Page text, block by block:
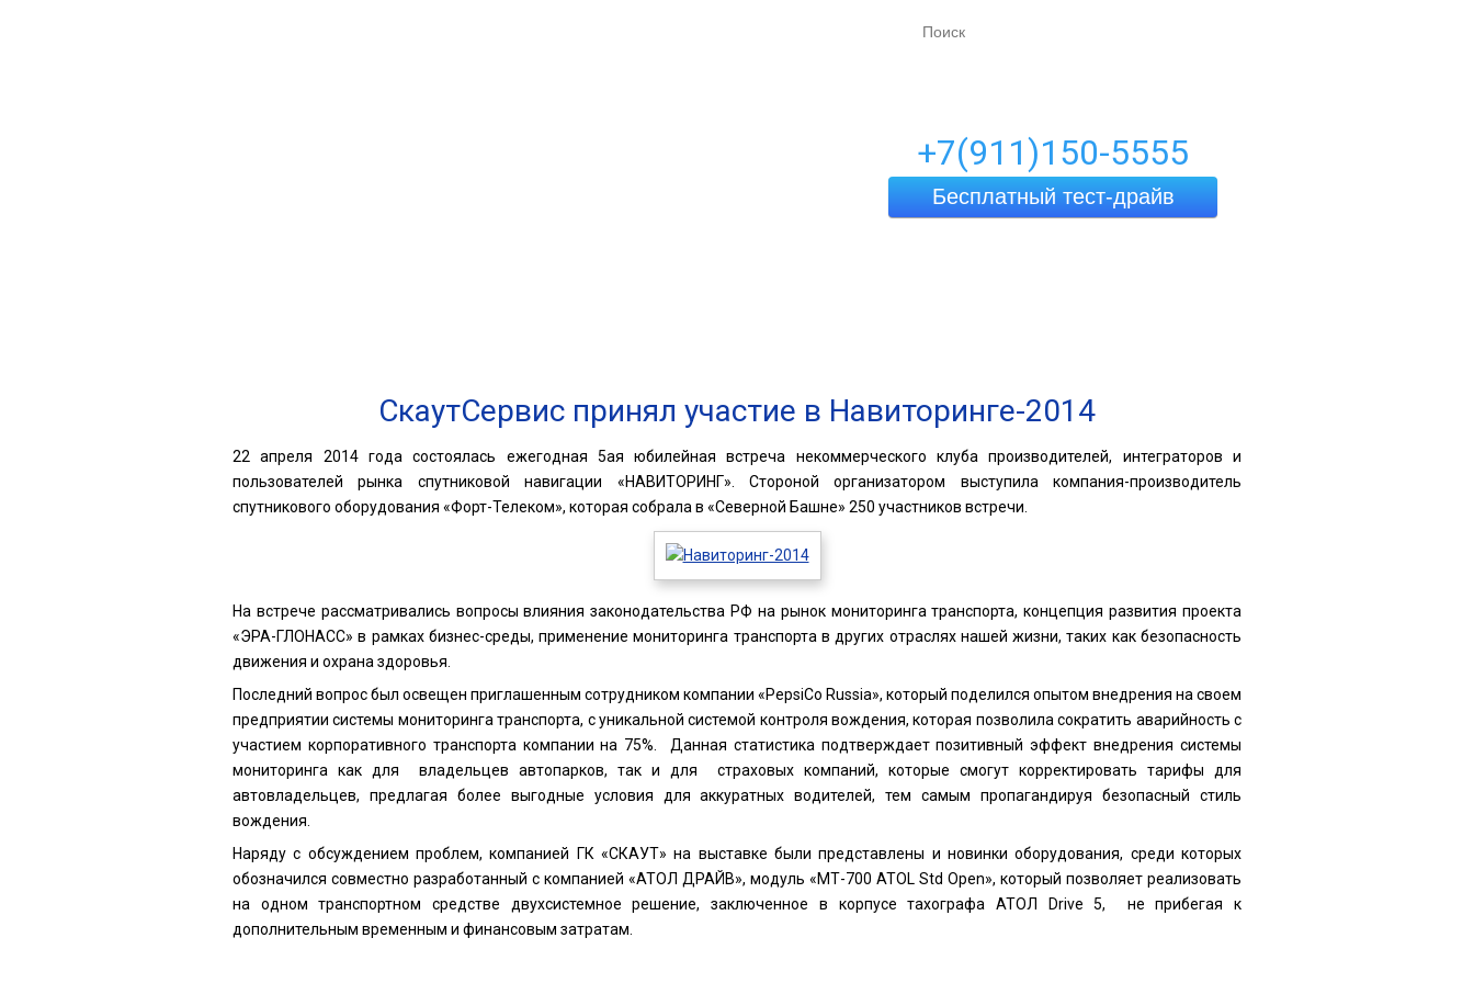
+7(911)150-5555
Бесплатный тест-драйв
СкаутСервис принял участие в Навиторинге-2014
22 апреля 2014 года состоялась ежегодная 5ая юбилейная встреча некоммерческого клуба производителей, интеграторов и
пользователей рынка спутниковой навигации «НАВИТОРИНГ». Стороной организатором выступила компания-производитель
спутникового оборудования «Форт-Телеком», которая собрала в «Северной Башне» 250 участников встречи.
На встрече рассматривались вопросы влияния законодательства РФ на рынок мониторинга транспорта, концепция развития проекта
«ЭРА-ГЛОНАСС» в рамках бизнес-среды, применение мониторинга транспорта в других отраслях нашей жизни, таких как безопасность
движения и охрана здоровья.
Последний вопрос был освещен приглашенным сотрудником компании «PepsiCo Russia», который поделился опытом внедрения на своем
предприятии системы мониторинга транспорта, с уникальной системой контроля вождения, которая позволила сократить аварийность с
участием корпоративного транспорта компании на 75%. Данная статистика подтверждает позитивный эффект внедрения системы
мониторинга как для владельцев автопарков, так и для страховых компаний, которые смогут корректировать тарифы для
автовладельцев, предлагая более выгодные условия для аккуратных водителей, тем самым пропагандируя безопасный стиль
вождения.
Наряду с обсуждением проблем, компанией ГК «СКАУТ» на выставке были представлены и новинки оборудования, среди которых
обозначился совместно разработанный с компанией «АТОЛ ДРАЙВ», модуль «МТ-700 ATOL Std Open», который позволяет реализовать
на одном транспортном средстве двухсистемное решение, заключенное в корпусе тахографа АТОЛ Drive 5, не прибегая к
дополнительным временным и финансовым затратам.